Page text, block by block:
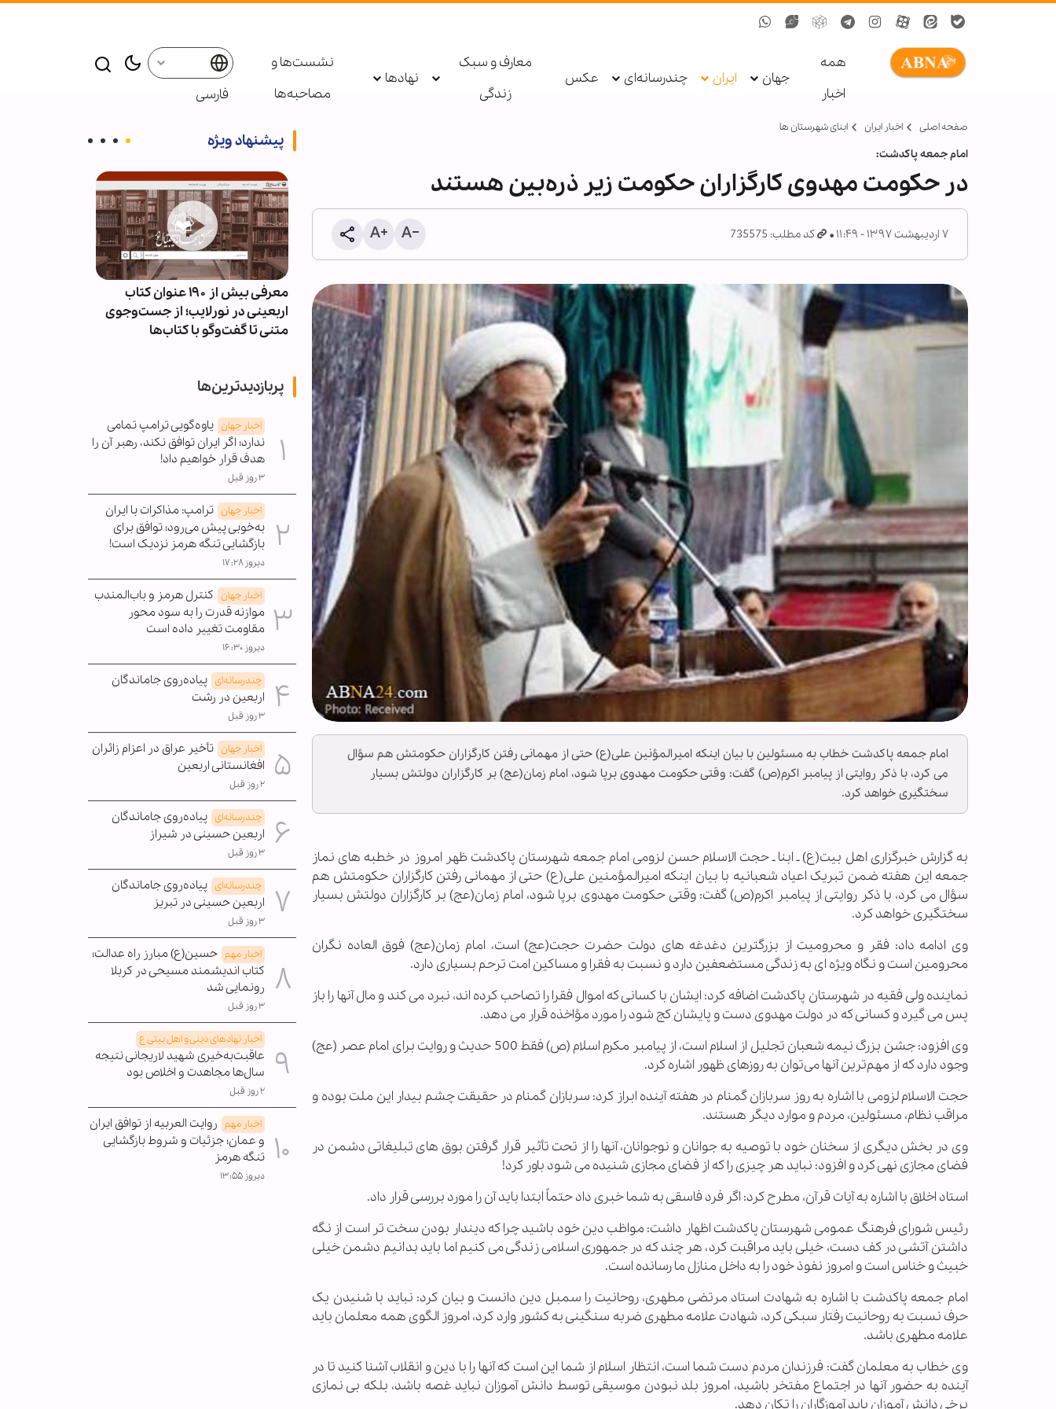
همه
اخبار
جهان ایران چندرسانه‌ای عکس
معارف و سبک
زندگی
نهادها
نشست‌ها و
مصاحبه‌ها
فارسی
صفحه اصلی اخبار ایران ابنای شهرستان ها
امام جمعه پاکدشت:
در حکومت مهدوی کارگزاران حکومت زیر ذره‌بین هستند
۷ اردیبهشت ۱۳۹۷ - ۱۱:۴۹ کد مطلب: 735575
امام جمعه پاکدشت خطاب به مسئولین با بیان اینکه امیرالمؤنین علی(ع) حتی از مهمانی رفتن کارگزاران حکومتش هم سؤال
می کرد، با ذکر روایتی از پیامبر اکرم(ص) گفت: وقتی حکومت مهدوی برپا شود، امام زمان(عج) بر کارگزاران دولتش بسیار
سختگیری خواهد کرد.
به گزارش خبرگزاری اهل بیت(ع) ـ ابنا ـ حجت الاسلام حسن لزومی امام جمعه شهرستان پاکدشت ظهر امروز در خطبه های نماز
جمعه این هفته ضمن تبریک اعیاد شعبانیه با بیان اینکه امیرالمؤمنین علی(ع) حتی از مهمانی رفتن کارگزاران حکومتش هم
سؤال می کرد، با ذکر روایتی از پیامبر اکرم(ص) گفت: وقتی حکومت مهدوی برپا شود، امام زمان(عج) بر کارگزاران دولتش بسیار
سختگیری خواهد کرد.
وی ادامه داد: فقر و محرومیت از بزرگترین دغدغه های دولت حضرت حجت(عج) است، امام زمان(عج) فوق العاده نگران
محرومین است و نگاه ویژه ای به زندگی مستضعفین دارد و نسبت به فقرا و مساکین امت ترحم بسیاری دارد.
نماینده ولی فقیه در شهرستان پاکدشت اضافه کرد: ایشان با کسانی که اموال فقرا را تصاحب کرده اند، نبرد می کند و مال آنها را باز
پس می گیرد و کسانی که در دولت مهدوی دست و پایشان کج شود را مورد مؤاخذه قرار می دهد.
وی افزود: جشن بزرگ نیمه شعبان تجلیل از اسلام است، از پیامبر مکرم اسلام (ص) فقط 500 حدیث و روایت برای امام عصر (عج)
وجود دارد که از مهم‌ترین آنها می‌توان به روزهای ظهور اشاره کرد.
حجت الاسلام لزومی با اشاره به روز سربازان گمنام در هفته آینده ابراز کرد: سربازان گمنام در حقیقت چشم بیدار این ملت بوده و
مراقب نظام، مسئولین، مردم و موارد دیگر هستند.
وی در بخش دیگری از سخنان خود با توصیه به جوانان و نوجوانان، آنها را از تحت تأثیر قرار گرفتن بوق های تبلیغاتی دشمن در
فضای مجازی نهی کرد و افزود: نباید هر چیزی را که از فضای مجازی شنیده می شود باور کرد!
استاد اخلاق با اشاره به آیات قرآن، مطرح کرد: اگر فرد فاسقی به شما خبری داد حتماً ابتدا باید آن را مورد بررسی قرار داد.
رئیس شورای فرهنگ عمومی شهرستان پاکدشت اظهار داشت: مواظب دین خود باشید چرا که دیندار بودن سخت تر است از نگه
داشتن آتشی در کف دست، خیلی باید مراقبت کرد، هر چند که در جمهوری اسلامی زندگی می کنیم اما باید بدانیم دشمن خیلی
خبیث و خناس است و امروز نفوذ خود را به داخل منازل ما رسانده است.
امام جمعه پاکدشت با اشاره به شهادت استاد مرتضی مطهری، روحانیت را سمبل دین دانست و بیان کرد: نباید با شنیدن یک
حرف نسبت به روحانیت رفتار سبکی کرد، شهادت علامه مطهری ضربه سنگینی به کشور وارد کرد، امروز الگوی همه معلمان باید
علامه مطهری باشد.
وی خطاب به معلمان گفت: فرزندان مردم دست شما است، انتظار اسلام از شما این است که آنها را با دین و انقلاب آشنا کنید تا در
آینده به حضور آنها در اجتماع مفتخر باشید، امروز بلد نبودن موسیقی توسط دانش آموزان نباید غصه باشد، بلکه بی نمازی
برخی دانش آموزان باید آموزگاران را تکان دهد.
پیشنهاد ویژه
دستگیری عامل توهین به زائران
اربعین در فضای مجازی توسط
پلیس
معرفی بیش از ۱۹۰ عنوان کتاب
اربعینی در نورلایب؛ از جست‌وجوی
متنی تا گفت‌وگو با کتاب‌ها
پربازدیدترین‌ها
اخبار جهان یاوه‌گویی ترامپ تمامی
ندارد؛ اگر ایران توافق نکند، رهبر آن را
هدف قرار خواهیم داد!
۳ روز قبل
اخبار جهان ترامپ: مذاکرات با ایران
به‌خوبی پیش می‌رود؛ توافق برای
بازگشایی تنگه هرمز نزدیک است!
دیروز ۱۷:۲۸
اخبار جهان کنترل هرمز و باب‌المندب
موازنه قدرت را به سود محور
مقاومت تغییر داده است
دیروز ۱۶:۳۰
چندرسانه‌ای پیاده‌روی جاماندگان
اربعین در رشت
۳ روز قبل
اخبار جهان تأخیر عراق در اعزام زائران
افغانستانی اربعین
۲ روز قبل
چندرسانه‌ای پیاده‌روی جاماندگان
اربعین حسینی در شیراز
۳ روز قبل
چندرسانه‌ای پیاده‌روی جاماندگان
اربعین حسینی در تبریز
۳ روز قبل
اخبار مهم حسین(ع) مبارز راه عدالت؛
کتاب اندیشمند مسیحی در کربلا
رونمایی شد
۳ روز قبل
اخبار نهادهای دینی و اهل بیتی ع
عاقبت‌به‌خیری شهید لاریجانی نتیجه
سال‌ها مجاهدت و اخلاص بود
۲ روز قبل
اخبار مهم روایت العربیه از توافق ایران
و عمان؛ جزئیات و شروط بازگشایی
تنگه هرمز
دیروز ۱۳:۵۵